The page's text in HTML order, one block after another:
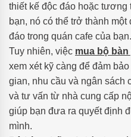
thiết kế độc đáo hoặc
bạn, nó có thể trở thành
đáo trong quán cafe của bạn.
Tuy nhiên, việc mua bộ
xem xét kỹ càng để đảm
gian, nhu cầu và ngân sách
và tư vấn từ nhà cung cấp
giúp bạn đưa ra quyết định
mình.